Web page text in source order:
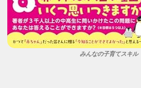
みんなの子育てスキル